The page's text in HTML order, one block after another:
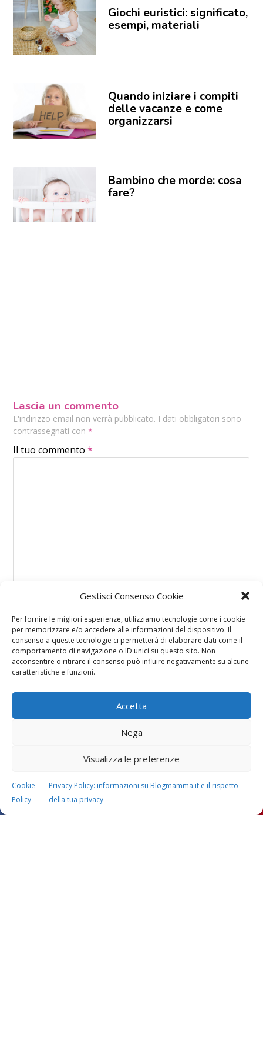
Gestisci Consenso Cookie
Per fornire le migliori esperienze, utilizziamo tecnologie come i cookie
per memorizzare e/o accedere alle informazioni del dispositivo. Il
consenso a queste tecnologie ci permetterà di elaborare dati come il
comportamento di navigazione o ID unici su questo sito. Non
acconsentire o ritirare il consenso può influire negativamente su alcune
caratteristiche e funzioni.
Accetta
Nega
Visualizza le preferenze
Cookie
Policy
Privacy Policy: informazioni su Blogmamma.it e il rispetto
della tua privacy
Giochi euristici: significato,
esempi, materiali
Quando iniziare i compiti
delle vacanze e come
organizzarsi
Bambino che morde: cosa
fare?
Lascia un commento
L'indirizzo email non verrà pubblicato. I dati obbligatori sono
contrassegnati con*
Il tuo commento*